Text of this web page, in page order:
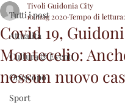
Tutti i post
Attualità
Cultura & Eventi
Oroscopo
Sport
Covid 19,
Montecelio:
nessun nuovo
Tivoli Guidonia City
10 mag 2020Tempo di